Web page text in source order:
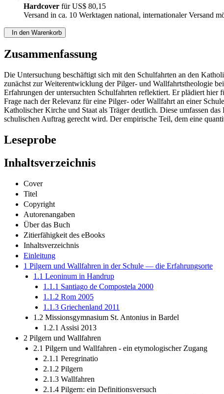
Hardcover fürUS$ 80,15
Versand in ca. 10 Werktagen national, internationaler Versand
In den Warenkorb
Zusammenfassung
Die Untersuchung beschäftigt sich mit den Schulfahrten an den
zunächst zur Weiterentwicklung der Pilger- und Wallfahrtstheologie
Erfahrungen der untersuchten Schulfahrten reflektiert. Er plädiert
Frage nach der Relevanz für eine Pilger- oder Wallfahrt an einer
Katholischer Kirche und Staat als Träger deutlich. Diese umfassen
schulischen Auftrag gerecht wird. Der empirische Teil, dem eine
Leseprobe
Inhaltsverzeichnis
Cover
Titel
Copyright
Autorenangaben
Über das Buch
Zitierfähigkeit des eBooks
Inhaltsverzeichnis
Einleitung
1 Pilgern und Wallfahren in der Schule — die Erfahrungsorte
1.1 Leoninum in Handrup
1.1.1 Santiago de Compostela 2000
1.1.2 Rom 2005
1.1.3 Griechenland 2011
1.2 Missionsgymnasium St. Antonius in Bardel
1.2.1 Assisi 2013
2 Pilgern und Wallfahren
2.1 Pilgern und Wallfahren - ein etymologischer Zugang
2.1.1 Peregrinatio
2.1.2 Pilgern
2.1.3 Wallfahren
2.1.4 Pilgern: ein Definitionsversuch